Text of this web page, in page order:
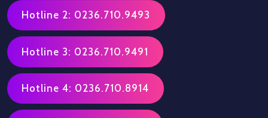
Hotline 2: 0236.710.9493
Hotline 3: 0236.710.9491
Hotline 4: 0236.710.8914